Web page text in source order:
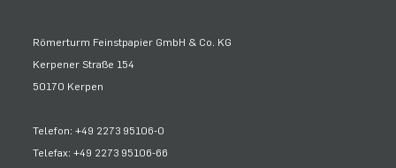
Römerturm Feinstpapier GmbH & Co. KG
Kerpener Straße 154
50170 Kerpen
Telefon: +49 2273 95106-0
Telefax: +49 2273 95106-66